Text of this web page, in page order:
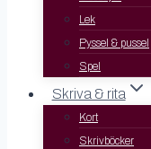
Lek
Pyssel & pussel
Spel
Skriva & rita
Kort
Skrivböcker